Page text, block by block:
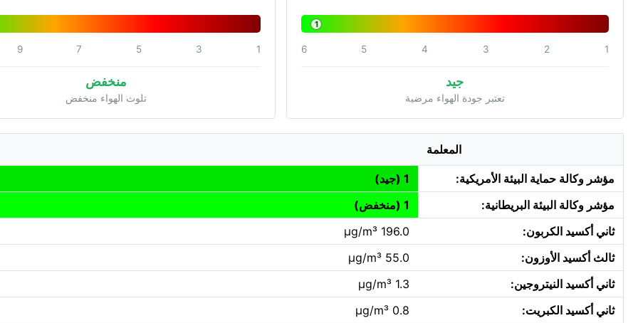
1
1
2
3
4
5
6
جيد
تعتبر جودة الهواء مرضية
1
3
5
7
9
منخفض
تلوث الهواء منخفض
المعلمة
مؤشر وكالة حماية البيئة الأمريكية:
1 (جيد)
مؤشر وكالة البيئة البريطانية:
1 (منخفض)
ثاني أكسيد الكربون:
196.0 µg/m³
ثالث أكسيد الأوزون:
55.0 µg/m³
ثاني أكسيد النيتروجين:
1.3 µg/m³
ثاني أكسيد الكبريت:
0.8 µg/m³